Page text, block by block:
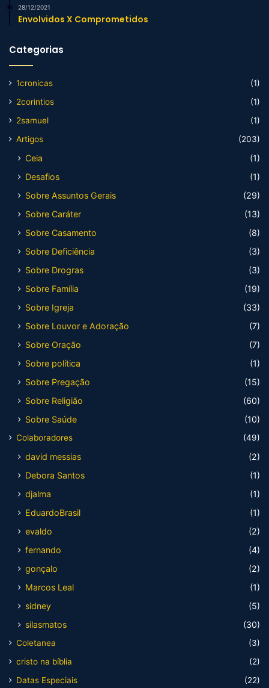
28/12/2021
Envolvidos X Comprometidos
Categorias
1cronicas
(1)
2corintios
(1)
2samuel
(1)
Artigos
(203)
Ceia
(1)
Desafios
(1)
Sobre Assuntos Gerais
(29)
Sobre Caráter
(13)
Sobre Casamento
(8)
Sobre Deficiência
(3)
Sobre Drogras
(3)
Sobre Família
(19)
Sobre Igreja
(33)
Sobre Louvor e Adoração
(7)
Sobre Oração
(7)
Sobre política
(1)
Sobre Pregação
(15)
Sobre Religião
(60)
Sobre Saúde
(10)
Colaboradores (49)
david messias
(2)
Debora Santos
(1)
djalma
(1)
EduardoBrasil
(1)
evaldo
(2)
fernando
(4)
gonçalo
(2)
Marcos Leal
(1)
sidney
(5)
silasmatos
(30)
Coletanea
(3)
cristo na bíblia
(2)
Datas Especiais
(22)